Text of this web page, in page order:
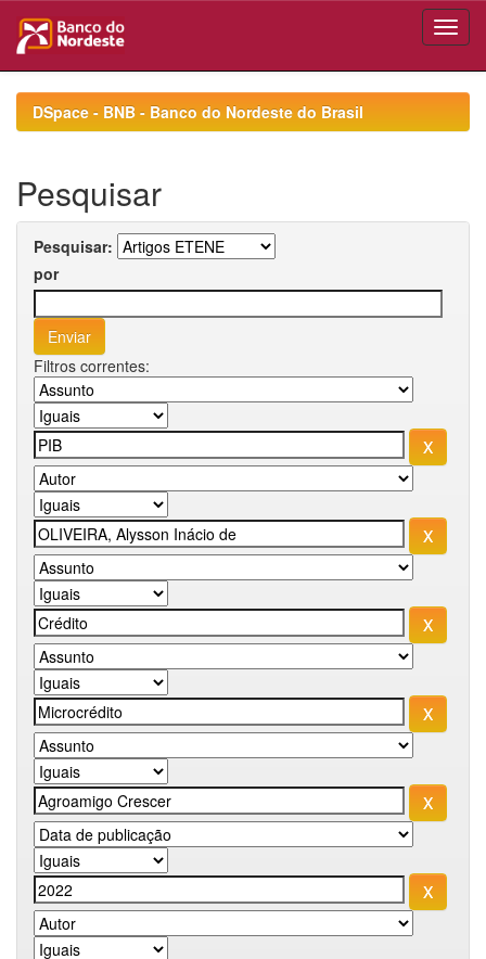
navigationDSpace - BNB - Banco do Nordeste do Brasil
Pesquisar
Pesquisar:
por
Filtros correntes: